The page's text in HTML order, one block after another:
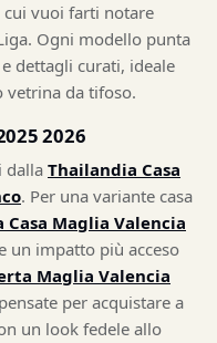
vuoi farti notare
Ogni modello punta
dettagli curati, ideale
vetrina da tifoso.
2026
dalla Thailandia Casa
. Per una variante casa
Maglia Valencia
un impatto più acceso
Maglia Valencia
per acquistare a
un look fedele allo